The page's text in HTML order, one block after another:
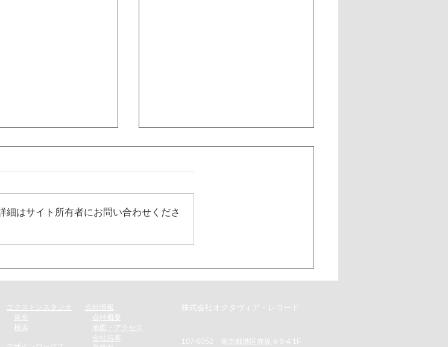
売の新譜情報を掲
ピアニスト竹内麻優の特集動
細はサイト所有者にお問い合わせくださ
エクストンスタジオ
東京
横浜
会社情報
会社概要
地図・アクセス
会社沿革
株式会社オクタヴィア・レコード
107‐0052 東京都港区赤坂 6‐9‐4 1F